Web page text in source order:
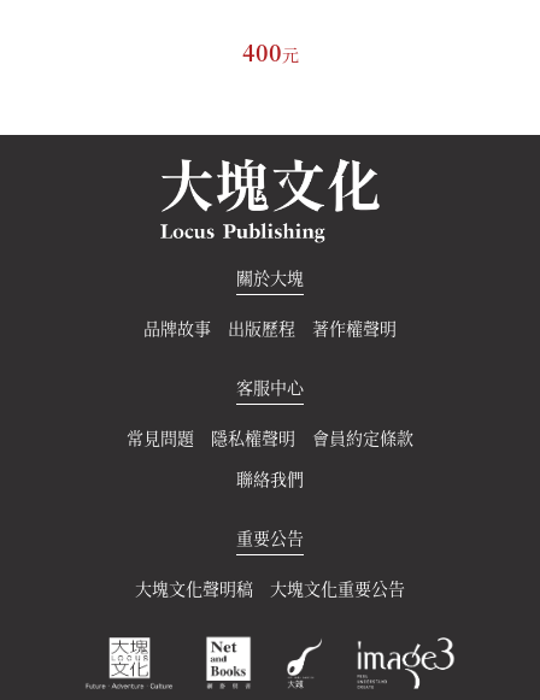
400元
關於大塊
品牌故事 出版歷程 著作權聲明
客服中心
常見問題 隱私權聲明
會員約定條款
聯絡我們
重要公告
大塊文化聲明稿 大塊文化重要公告